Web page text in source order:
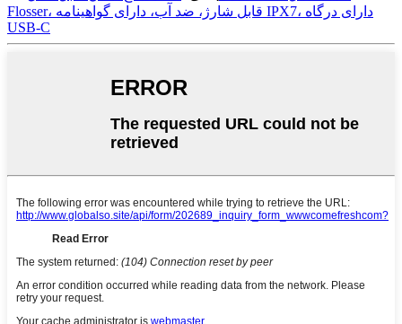
Flosser، قابل شارژ، ضد آب، دارای گواهینامه IPX7، دارای درگاه
USB-C